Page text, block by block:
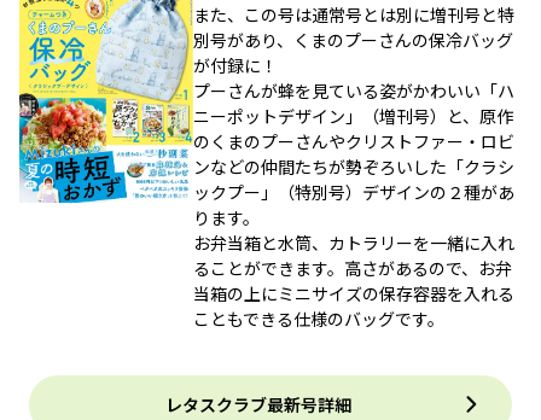
また、この号は通常号とは別に増刊号と特
別号があり、くまのプーさんの保冷バッグ
が付録に！
プーさんが蜂を見ている姿がかわいい「ハ
ニーポットデザイン」（増刊号）と、原作
のくまのプーさんやクリストファー・ロビ
ンなどの仲間たちが勢ぞろいした「クラシ
ックプー」（特別号）デザインの２種があ
ります。
お弁当箱と水筒、カトラリーを一緒に入れ
ることができます。高さがあるので、お弁
当箱の上にミニサイズの保存容器を入れる
こともできる仕様のバッグです。
レタスクラブ最新号詳細